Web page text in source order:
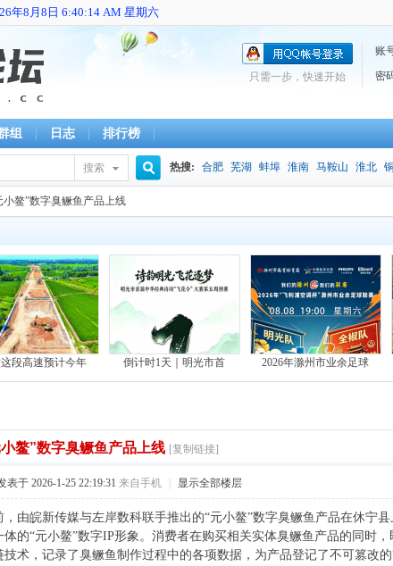
年8月8日 6:40:14 AM 星期六
账
密
只需一步，快速开始
组 日志 排行榜
搜索
索
热搜: 合肥 芜湖 蚌埠 淮南 马鞍山 淮北
小鳌”数字臭鳜鱼产品上线
段高速预计今年 倒计时1天｜明光市首 2026年滁州市业余足球
鳌”数字臭鳜鱼产品上线 [复制链接]
表于 2026-1-25 22:19:31 来自手机 显示全部楼层
，由皖新传媒与左岸数科联手推出的“元小鳌”数字臭鳜鱼产品在休宁
体的“元小鳌”数字IP形象。消费者在购买相关实体臭鳜鱼产品的同时
技术，记录了臭鳜鱼制作过程中的各项数据，为产品登记了不可篡改